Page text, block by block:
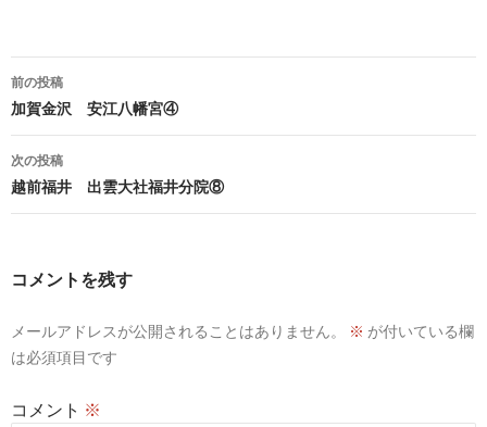
投
稿
ナ
ビ
ゲ
ョ
前の投稿
加賀金沢 安江八幡宮④
次の投稿
越前福井 出雲大社福井分院⑧
コメントを残す
メールアドレスが公開されることはありません。 ※ が付いている欄
は必須項目です
コメント ※